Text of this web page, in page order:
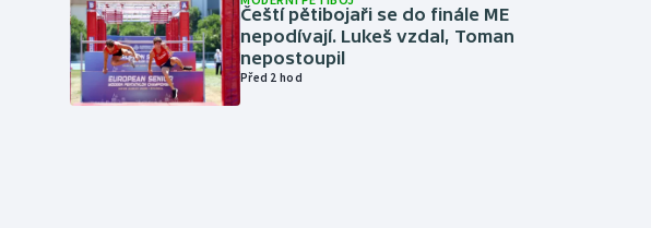
Čeští pětibojaři se do finále ME
nepodívají. Lukeš vzdal, Toman
nepostoupil
Před 2 hod